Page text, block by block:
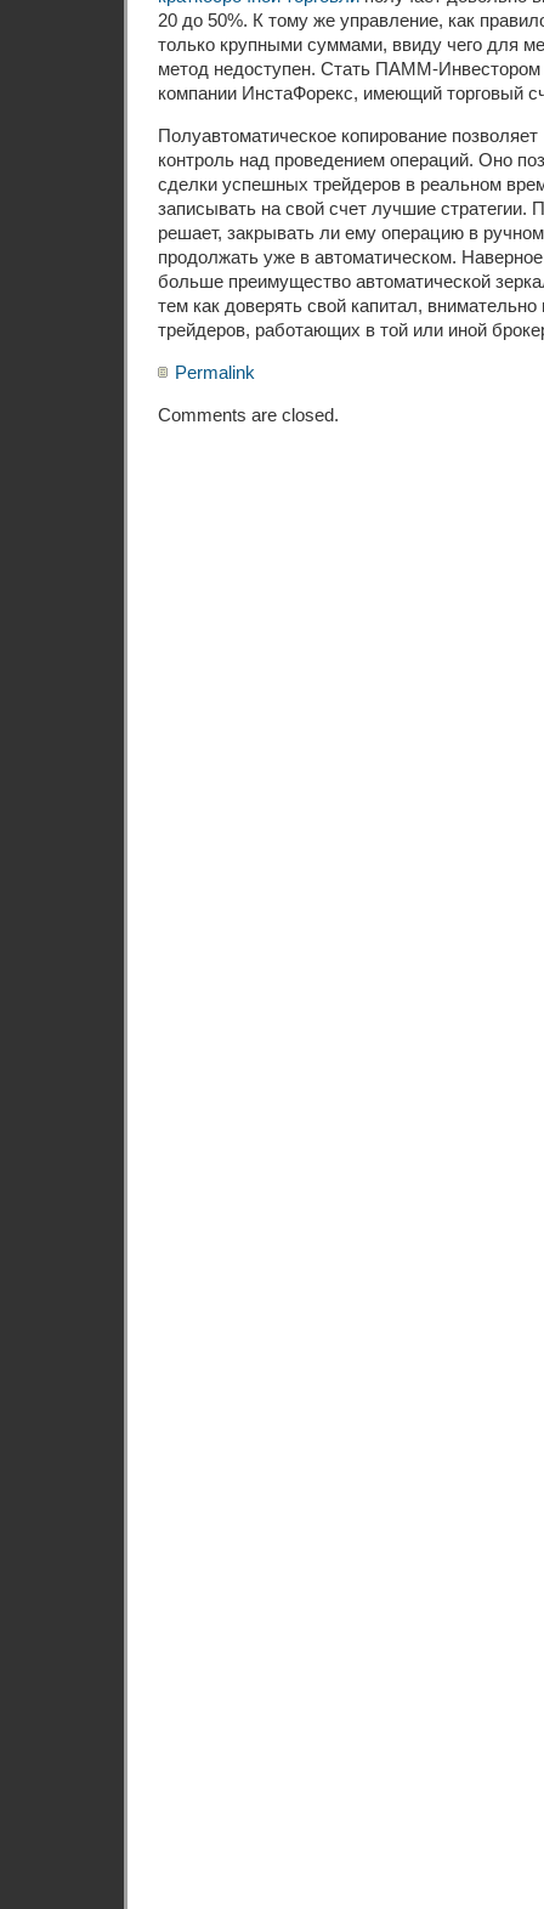
20 до 50%. К тому же управление, как
только крупными суммами, ввиду чего для
метод недоступен. Стать ПАММ-
компании ИнстаФорекс, имеющий торговый
Полуавтоматическое копирование
контроль над проведением операций. Оно
сделки успешных трейдеров в реальном
записывать на свой счет лучшие стратегии.
решает, закрывать ли ему операцию в
продолжать уже в автоматическом.
больше преимущество автоматической
тем как доверять свой капитал, внимательно
трейдеров, работающих в той или иной
Permalink
Comments are closed.